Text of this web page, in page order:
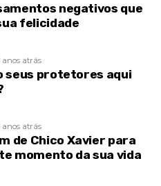
DESDOBRAMENTO
negativos que
felicidade
anos atrás
seus protetores aqui
anos atrás
de Chico Xavier para
momento da sua vida